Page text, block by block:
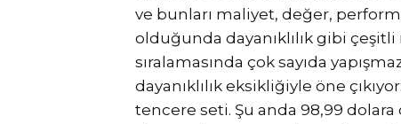
ve bunları maliyet, değer,
olduğunda dayanıklılık gibi
sıralamasında çok sayıda
dayanıklılık eksikliğiyle öne
tencere seti. Şu anda 98,99